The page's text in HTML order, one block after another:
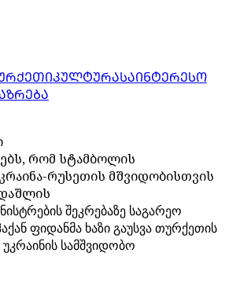
ᲙᲣᲚᲢᲣᲠᲐᲡᲐᲘᲜᲢᲔᲠᲔᲡᲝ
რომ სტამბოლის
რუსეთის მშვიდობისთვის
შეკრებაზე საგარეო
ფიდანმა ხაზი გაუსვა თურქეთის
სამშვიდობო